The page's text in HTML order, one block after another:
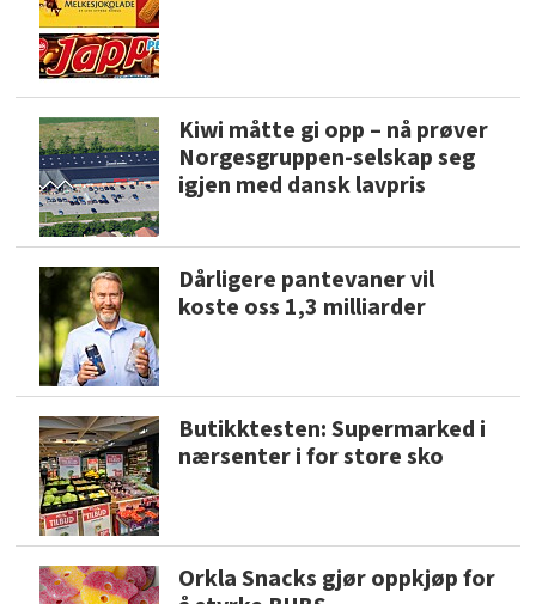
Kiwi måtte gi opp – nå prøver
Norgesgruppen-selskap seg
igjen med dansk lavpris
Dårligere pantevaner vil
koste oss 1,3 milliarder
Butikktesten: Supermarked i
nærsenter i for store sko
Orkla Snacks gjør oppkjøp for